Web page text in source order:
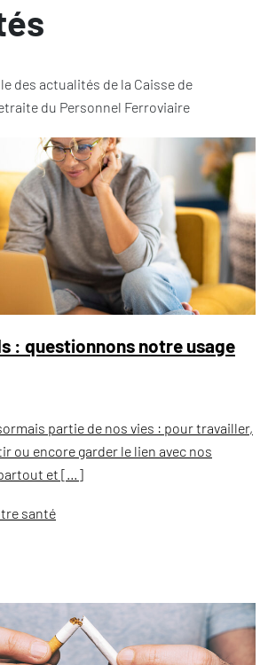
des actualités de la Caisse de
du Personnel Ferroviaire
: questionnons notre usage
partie de nos vies : pour travailler,
ou encore garder le lien avec nos
et […]
santé